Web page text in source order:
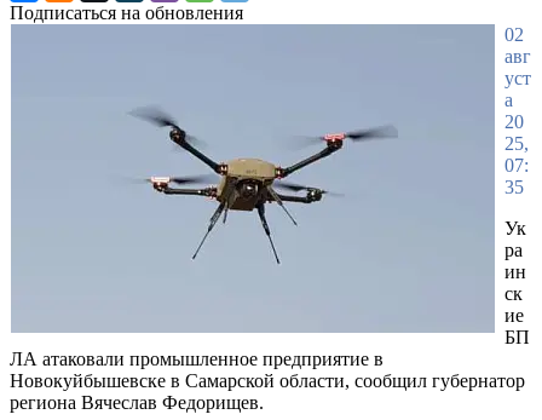
Подписаться на обновления
02
авг
уст
а
20
25,
07:
35
Ук
ра
ин
ск
ие
БП
ЛА атаковали промышленное предприятие в
Новокуйбышевске в Самарской области, сообщил губернатор
региона Вячеслав Федорищев.